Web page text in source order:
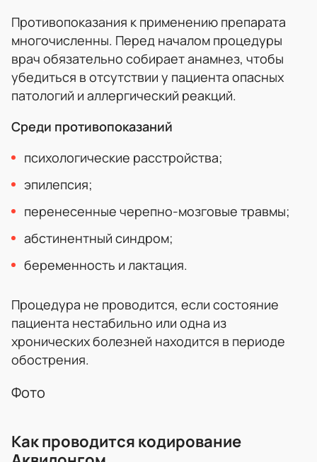
Противопоказания к применению препарата
многочисленны. Перед началом процедуры
врач обязательно собирает анамнез, чтобы
убедиться в отсутствии у пациента опасных
патологий и аллергический реакций.
Среди противопоказаний
психологические расстройства;
эпилепсия;
перенесенные черепно-мозговые травмы;
абстинентный синдром;
беременность и лактация.
Процедура не проводится, если состояние
пациента нестабильно или одна из
хронических болезней находится в периоде
обострения.
Фото
Как проводится кодирование